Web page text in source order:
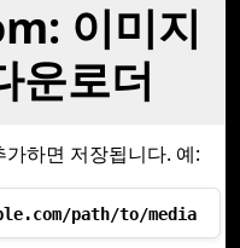
이미지
운로더
가하면 저장됩니다. 예:
path/to/media